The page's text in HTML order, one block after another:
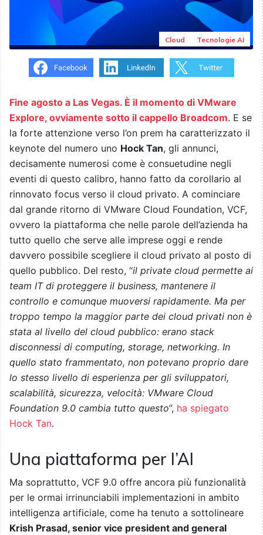
Cloud Tecnologie AI
Fine agosto a Las Vegas. È il momento di VMware
Explore, ovviamente sotto il cappello Broadcom. E se
la forte attenzione verso l’on prem ha caratterizzato il
keynote del numero uno Hock Tan, gli annunci,
decisamente numerosi come è consuetudine negli
eventi di questo calibro, hanno fatto da corollario al
rinnovato focus verso il cloud privato. A cominciare
dal grande ritorno di VMware Cloud Foundation, VCF,
ovvero la piattaforma che nelle parole dell’azienda ha
tutto quello che serve alle imprese oggi e rende
davvero possibile scegliere il cloud privato al posto di
quello pubblico. Del resto, “il private cloud permette ai
team IT di proteggere il business, mantenere il
controllo e comunque muoversi rapidamente. Ma per
troppo tempo la maggior parte dei cloud privati non è
stata al livello del cloud pubblico: erano stack
disconnessi di computing, storage, networking. In
quello stato frammentato, non potevano proprio dare
lo stesso livello di esperienza per gli sviluppatori,
scalabilità, sicurezza, velocità: VMware Cloud
Foundation 9.0 cambia tutto questo”, ha spiegato
Hock Tan.
Una piattaforma per l’AI
Ma soprattutto, VCF 9.0 offre ancora più funzionalità
per le ormai irrinunciabili implementazioni in ambito
intelligenza artificiale, come ha tenuto a sottolineare
Krish Prasad, senior vice president and general